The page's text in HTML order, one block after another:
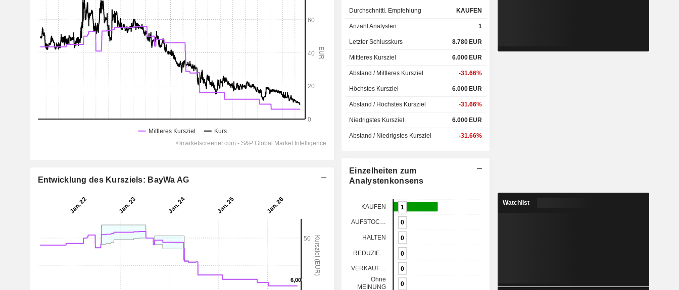
Entwicklung des Kursziels: BayWa AG
Durchschnittl. Empfehlung KAUFEN
Anzahl Analysten 1
Letzter Schlusskurs 8.780 EUR
Mittleres Kursziel 6.000 EUR
Abstand / Mittleres Kursziel -31.66%
Höchstes Kursziel 6.000 EUR
Abstand / Höchstes Kursziel -31.66%
Niedrigstes Kursziel 6.000 EUR
Abstand / Niedrigstes Kursziel -31.66%
Einzelheiten zum
Analystenkonsens
Watchlist